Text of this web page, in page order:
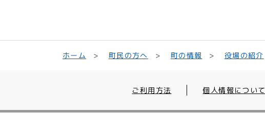
ホーム 町民の方へ 町の情報 役場の紹介
ご利用方法 個人情報について